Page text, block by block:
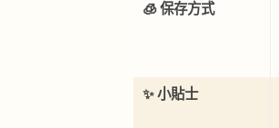
🧊 保存方式
✨ 小貼士